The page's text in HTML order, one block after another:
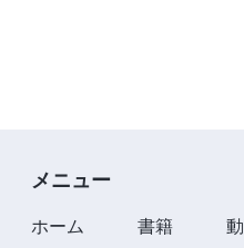
メニュー
ホーム 書籍